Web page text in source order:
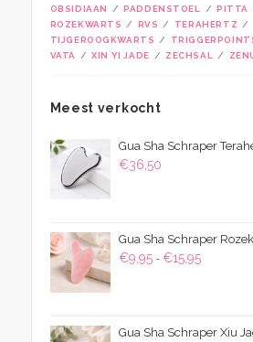
OBSIDIAAN
PADDENSTOEL PITTA
ROZEKWARTS
RVS
TERAHERTZ
TIJGEROOGKWARTS
VATA
XIN YI JADE ZECHSAL
Meest verkocht
Gua Sha Schraper
€36,50
Gua Sha Schraper
€9,95 - €15,95Prijsklasse:
Gua Sha Schraper Xiu